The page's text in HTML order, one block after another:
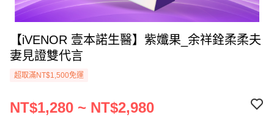
【iVENOR 壹本諾生醫】紫孅果_余祥銓柔柔夫
妻見證雙代言
超取滿NT$1,500免運
NT$1,280 ~ NT$2,980